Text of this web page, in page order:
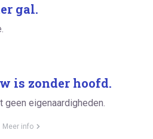
gal.
is zonder hoofd.
eigenaardigheden.
Meer info